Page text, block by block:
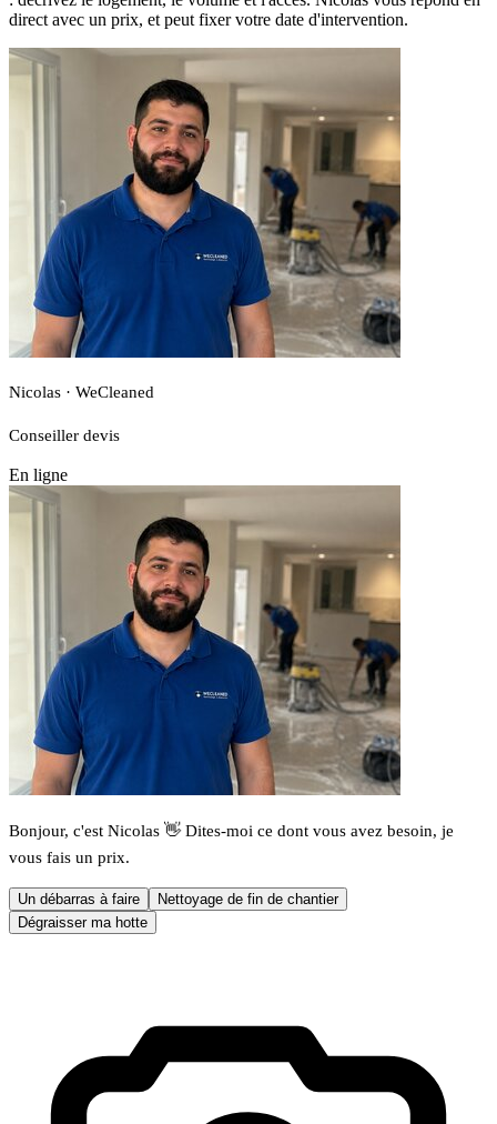
direct avec un prix, et peut fixer votre date d'intervention.
Nicolas · WeCleaned
Conseiller devis
En ligne
Bonjour, c'est Nicolas 👋 Dites-moi ce dont vous avez besoin, je
vous fais un prix.
Un débarras à faire
Nettoyage de fin de chantier
Dégraisser ma hotte